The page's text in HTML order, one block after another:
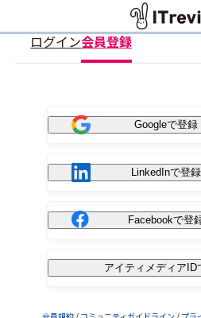
ログイン会員登録
Googleで登録
LinkedInで登録
Facebookで登
アイティメディアID